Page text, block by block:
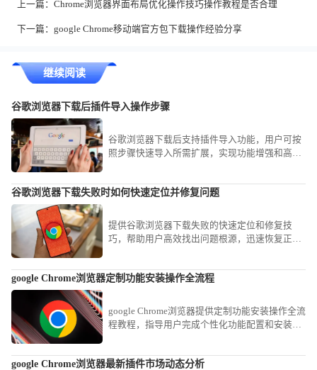
上一篇： Chrome浏览器界面布局优化操作技巧操作教程是否合理
下一篇： google Chrome移动端官方包下载操作经验分享
继续阅读
谷歌浏览器下载后插件导入操作步骤
谷歌浏览器下载后支持插件导入功能，用户可按
照步骤快速导入所需扩展，实现功能增强和高效
谷歌浏览器下载失败时如何快速定位并修复问题
提供谷歌浏览器下载失败的快速定位和修复技
巧，帮助用户高效找出问题根源，迅速恢复正常
google Chrome浏览器定制功能安装操作全流程
google Chrome浏览器提供定制功能安装操作全流
程教程，指导用户完成个性化功能配置和安装，
google Chrome浏览器最新插件市场动态分析